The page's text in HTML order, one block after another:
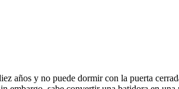
años y no puede dormir con la puerta